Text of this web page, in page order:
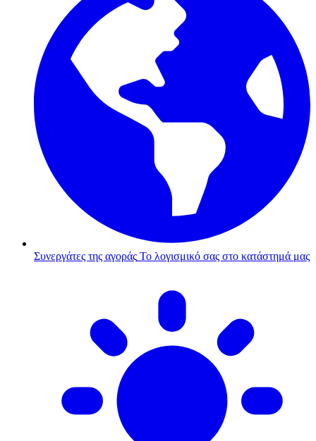
Συνεργάτες της αγοράς Το λογισμικό σας στο κατάστημά μας